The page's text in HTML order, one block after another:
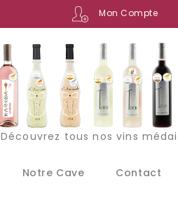
Mon Compte
Découvrez tous nos vins
Notre Cave Contact